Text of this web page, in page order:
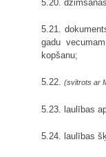
5.20.
5.21.
gadu
kopšanu;
5.22. (svītrots ar
5.23. laulības
5.24. laulības